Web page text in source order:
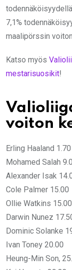
7,1%
maalipörssin
Katso myös
mestarisuosikit!
voiton
Erling Haaland 1.70
Mohamed Salah
Alexander Isak
Cole Palmer 15.00
Ollie Watkins 15.00
Darwin Nunez
Dominic Solanke
Ivan Toney 20.00
Heung-Min Son,